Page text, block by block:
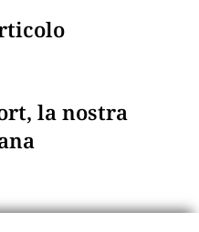
la nostra